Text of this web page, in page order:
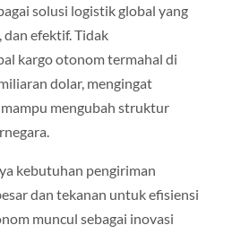
solusi logistik global yang
dan efektif. Tidak
kargo otonom termahal di
dolar, mengingat
mengubah struktur
kebutuhan pengiriman
dan tekanan untuk efisiensi
muncul sebagai inovasi